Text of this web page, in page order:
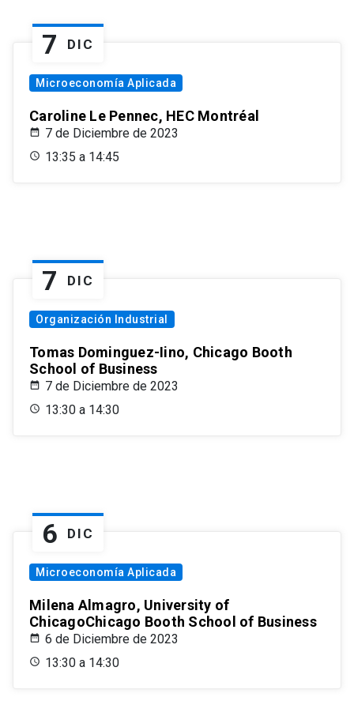
7 DIC
Microeconomía Aplicada
Caroline Le Pennec, HEC Montréal
7 de Diciembre de 2023
13:35 a 14:45
7 DIC
Organización Industrial
Tomas Dominguez-Iino, Chicago Booth
School of Business
7 de Diciembre de 2023
13:30 a 14:30
6 DIC
Microeconomía Aplicada
Milena Almagro, University of
ChicagoChicago Booth School of Business
6 de Diciembre de 2023
13:30 a 14:30